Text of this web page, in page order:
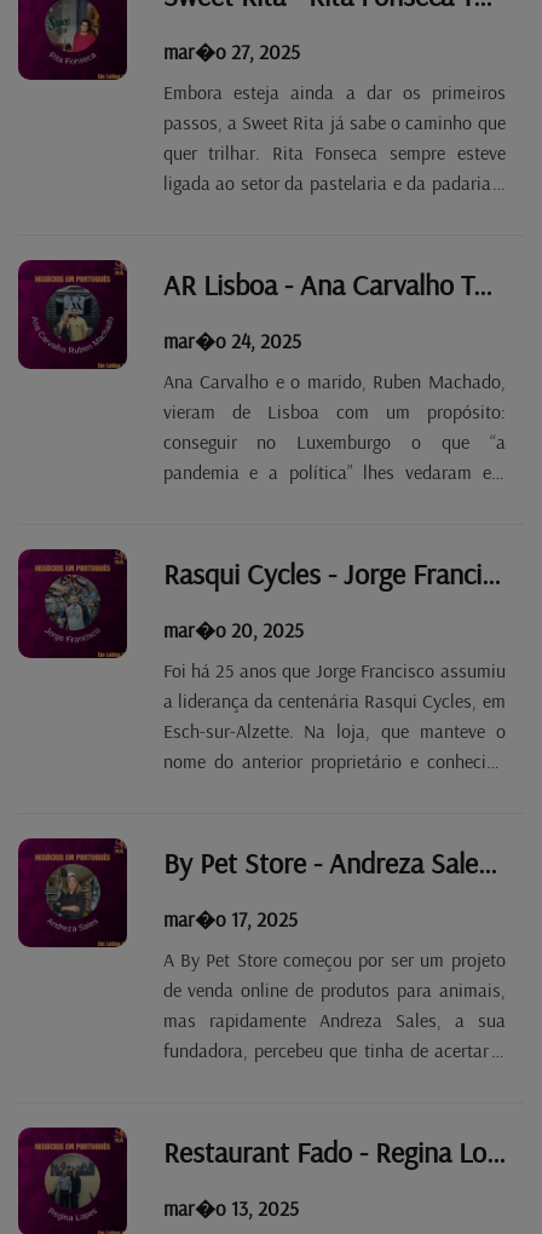
mar�o 27, 2025
Embora esteja ainda a dar os primeiros
passos, a Sweet Rita já sabe o caminho que
quer trilhar. Rita Fonseca sempre esteve
ligada ao setor da pastelaria e da padaria e
é possível encontrar os bolos e os pastéis
AR Lisboa - Ana Carvalho Tp. 2 Ep. 55
mar�o 24, 2025
Ana Carvalho e o marido, Ruben Machado,
vieram de Lisboa com um propósito:
conseguir no Luxemburgo o que “a
pandemia e a política” lhes vedaram em
tinham introduzido na capital portuguesa,
ou seja, um ambiente...
Rasqui Cycles - Jorge Francisco Tp. 2 Ep. 54
mar�o 20, 2025
Foi há 25 anos que Jorge Francisco assumiu
a liderança da centenária Rasqui Cycles, em
Esch-sur-Alzette. Na loja, que manteve o
nome do anterior proprietário e conhecido
bem como uma oficina preparada para
qualquer...
By Pet Store - Andreza Sales Tp. 2 Ep. 53
mar�o 17, 2025
A By Pet Store começou por ser um projeto
de venda online de produtos para animais,
mas rapidamente Andreza Sales, a sua
fundadora, percebeu que tinha de acertar a
opções para uma alimentação saudável. PorRestaurant Fado - Regina Lopes Tp. 2 Ep.52
mar�o 13, 2025